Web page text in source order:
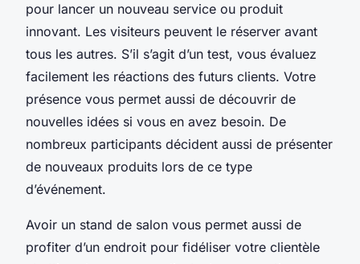
pour lancer un nouveau service ou produit
innovant. Les visiteurs peuvent le réserver avant
tous les autres. S’il s’agit d’un test, vous évaluez
facilement les réactions des futurs clients. Votre
présence vous permet aussi de découvrir de
nouvelles idées si vous en avez besoin. De
nombreux participants décident aussi de présenter
de nouveaux produits lors de ce type
d’événement.
Avoir un stand de salon vous permet aussi de
profiter d’un endroit pour fidéliser votre clientèle